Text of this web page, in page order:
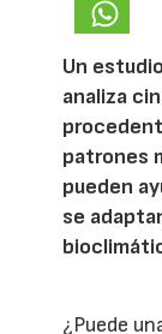
Un
analiza
patrones
pueden
se
¿Puede